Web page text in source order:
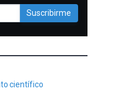
Suscribirme
científico